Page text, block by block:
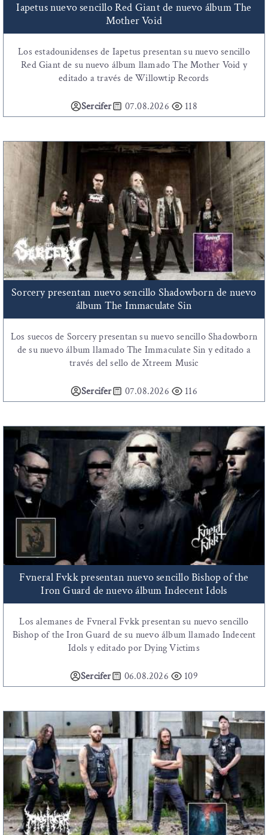
Iapetus nuevo sencillo Red Giant de nuevo álbum The
Mother Void
Los estadounidenses de Iapetus presentan su nuevo sencillo
Red Giant de su nuevo álbum llamado The Mother Void y
editado a través de Willowtip Records
Sercifer 07.08.2026 118
Sorcery presentan nuevo sencillo Shadowborn de nuevo
álbum The Immaculate Sin
Los suecos de Sorcery presentan su nuevo sencillo Shadowborn
de su nuevo álbum llamado The Immaculate Sin y editado a
través del sello de Xtreem Music
Sercifer 07.08.2026 116
Fvneral Fvkk presentan nuevo sencillo Bishop of the
Iron Guard de nuevo álbum Indecent Idols
Los alemanes de Fvneral Fvkk presentan su nuevo sencillo
Bishop of the Iron Guard de su nuevo álbum llamado Indecent
Idols y editado por Dying Victims
Sercifer 06.08.2026 109